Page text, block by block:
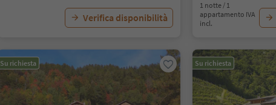
Verifica disponibilità
1 notte / 1
appartamento IVA
incl.
Su richiesta Su richiesta